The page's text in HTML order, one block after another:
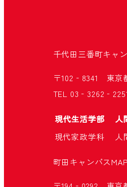
千代田三番町キャ
〒102‐8341 東京
TEL
現代生活学部
人
現代家政学科
人
町田キャンパスMAP